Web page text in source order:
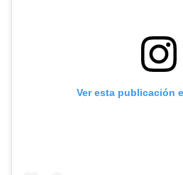
Ver esta publicación